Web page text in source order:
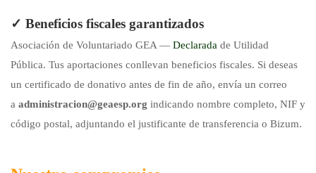
✓ Beneficios fiscales garantizados
Asociación de Voluntariado GEA — Declarada de Utilidad
Pública. Tus aportaciones conllevan beneficios fiscales. Si deseas
un certificado de donativo antes de fin de año, envía un correo
a administracion@geaesp.org indicando nombre completo, NIF y
código postal, adjuntando el justificante de transferencia o Bizum.